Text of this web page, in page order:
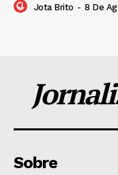
Jota Brito - 8 De
Sobre